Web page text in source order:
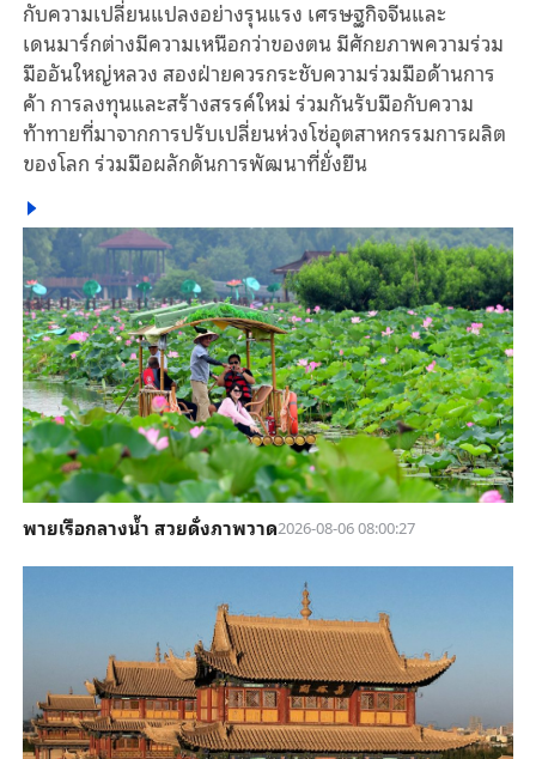
กับความเปลี่ยนแปลงอย่างรุนแรง เศรษฐกิจจีนและ
เดนมาร์กต่างมีความเหนือกว่าของตน มีศักยภาพความร่วม
มืออันใหญ่หลวง สองฝ่ายควรกระชับความร่วมมือด้านการ
ค้า การลงทุนและสร้างสรรค์ใหม่ ร่วมกันรับมือกับความ
ท้าทายที่มาจากการปรับเปลี่ยนห่วงโซ่อุตสาหกรรมการผลิต
ของโลก ร่วมมือผลักดันการพัฒนาที่ยั่งยืน
พายเรือกลางน้ำ สวยดั่งภาพวาด2026-08-06 08:00:27